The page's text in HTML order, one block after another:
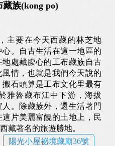
族(kong po)
主要在今天西藏的林芝地
。自古生活在這一地區的
處藏腹心的工布藏族自古
情，也就是我們今天說的
石頭算是工布文化里最有
雅魯藏布江中下游，海拔
。除藏族外，還生活著門
片美麗富饒的土地上，民
藏著名的旅遊勝地。
陽光小屋祕境藏廟36號